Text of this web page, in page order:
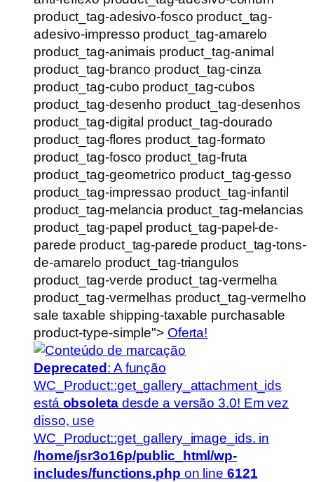
product_tag-adesivo-fosco product_tag-
adesivo-impresso product_tag-amarelo
product_tag-animais product_tag-animal
product_tag-branco product_tag-cinza
product_tag-cubo product_tag-cubos
product_tag-desenho product_tag-desenhos
product_tag-digital product_tag-dourado
product_tag-flores product_tag-formato
product_tag-fosco product_tag-fruta
product_tag-geometrico product_tag-gesso
product_tag-impressao product_tag-infantil
product_tag-melancia product_tag-melancias
product_tag-papel product_tag-papel-de-
parede product_tag-parede product_tag-tons-
de-amarelo product_tag-triangulos
product_tag-verde product_tag-vermelha
product_tag-vermelhas product_tag-vermelho
sale taxable shipping-taxable purchasable
product-type-simple"> Oferta!
Deprecated : A função
WC_Product::get_gallery_attachment_ids
está obsoletadesde a versão 3.0! Em vez
disso, use
WC_Product::get_gallery_image_ids. in
/home/jsr3o16p/public_html/wp-
includes/functions.php on line 6121